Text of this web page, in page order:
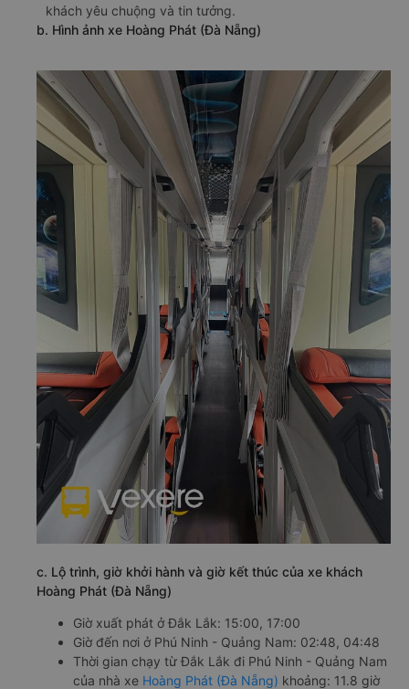
khách yêu chuộng và tin tưởng.
b. Hình ảnh xe Hoàng Phát (Đà Nẵng)
c. Lộ trình, giờ khởi hành và giờ kết thúc của xe khách
Hoàng Phát (Đà Nẵng)
Giờ xuất phát ở Đắk Lắk: 15:00, 17:00
Giờ đến nơi ở Phú Ninh - Quảng Nam: 02:48, 04:48
Thời gian chạy từ Đắk Lắk đi Phú Ninh - Quảng Nam
của nhà xe Hoàng Phát (Đà Nẵng) khoảng: 11.8 giờ